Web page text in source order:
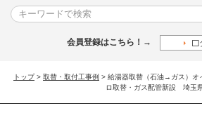
会員登録はこちら！→
トップ > 取替・取付工事例 > 給湯器取替（石油→ガス）オ
ロ取替・ガス配管新設 埼玉